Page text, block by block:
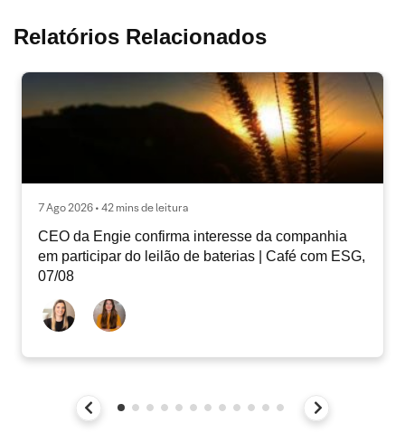
Relatórios Relacionados
7 Ago 2026 • 42 mins de leitura
CEO da Engie confirma interesse da companhia
em participar do leilão de baterias | Café com ESG,
07/08